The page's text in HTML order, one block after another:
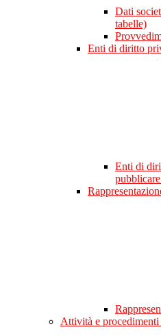
Dati
tabelle)
Enti di diritto
Enti di
Attività e procedimenti